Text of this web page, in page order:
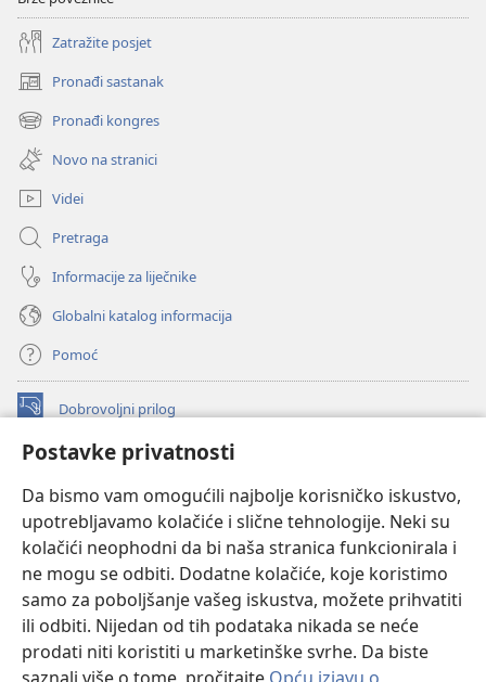
Postavke privatnosti
Da bismo vam omogućili najbolje korisničko iskustvo,
upotrebljavamo kolačiće i slične tehnologije. Neki su
kolačići neophodni da bi naša stranica funkcionirala i
ne mogu se odbiti. Dodatne kolačiće, koje koristimo
samo za poboljšanje vašeg iskustva, možete prihvatiti
ili odbiti. Nijedan od tih podataka nikada se neće
prodati niti koristiti u marketinške svrhe. Da biste
Zatražite posjet
Pronađi sastanak
(otvara
se
novi
prozor)
Pronađi kongres
(otvara
se
novi
prozor)
Novo na stranici
Videi
Pretraga
Informacije za liječnike
Globalni katalog informacija
Pomoć
Dobrovoljni prilog
(otvara
novi
INTERNETSKA BIBLIOTEKA Watchtower
se
novi
prozor)
JW Hub
(otvara
se
novi
JW Library
Watchtower Library